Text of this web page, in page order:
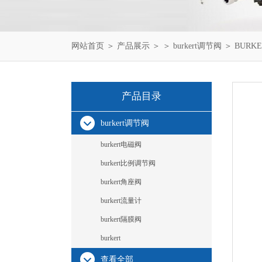
网站首页 ＞ 产品展示 ＞ ＞ burkert调节阀 ＞
产品目录
burkert调节阀
burkert电磁阀
burkert比例调节阀
burkert角座阀
burkert流量计
burkert隔膜阀
burkert
查看全部